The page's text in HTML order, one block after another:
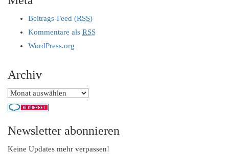
Beitrags-Feed (RSS)
Kommentare als RSS
WordPress.org
Archiv
Archiv
Newsletter abonnieren
Keine Updates mehr verpassen!